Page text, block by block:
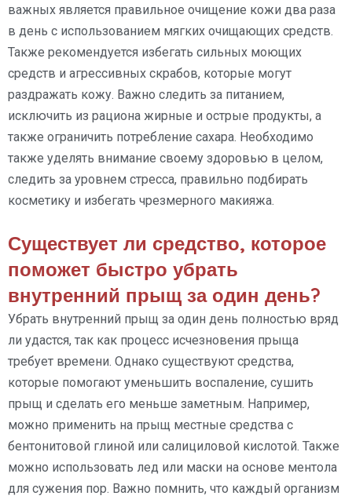
важных является правильное очищение кожи два раза
в день с использованием мягких очищающих средств.
Также рекомендуется избегать сильных моющих
средств и агрессивных скрабов, которые могут
раздражать кожу. Важно следить за питанием,
исключить из рациона жирные и острые продукты, а
также ограничить потребление сахара. Необходимо
также уделять внимание своему здоровью в целом,
следить за уровнем стресса, правильно подбирать
косметику и избегать чрезмерного макияжа.
Существует ли средство, которое
поможет быстро убрать
внутренний прыщ за один день?
Убрать внутренний прыщ за один день полностью вряд
ли удастся, так как процесс исчезновения прыща
требует времени. Однако существуют средства,
которые помогают уменьшить воспаление, сушить
прыщ и сделать его меньше заметным. Например,
можно применить на прыщ местные средства с
бентонитовой глиной или салициловой кислотой. Также
можно использовать лед или маски на основе ментола
для сужения пор. Важно помнить, что каждый организм